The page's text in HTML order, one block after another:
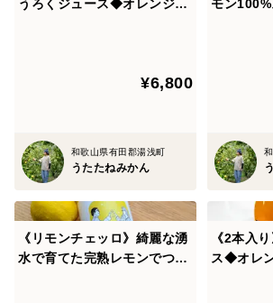
うろくジュース◆オレンジ感
¥6,800
和歌山県有田郡湯浅町
うたたねみかん
モン
《リモンチェッロ》綺麗な湧
水で育てた完熟レモンでつく
《2本入
ス◆オレ